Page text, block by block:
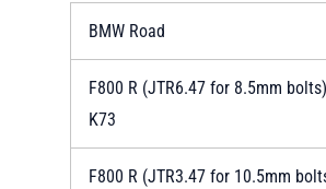
BMW Road
F800 R (JTR6.47 for 8.5mm bolts)
K73
F800 R (JTR3.47 for 10.5mm